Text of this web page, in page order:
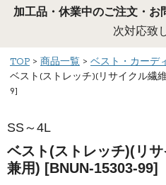
加工品・休業中のご注文・お
次対応致
TOP 商品一覧 ベスト・カーデ
ベスト(ストレッチ)(リサイクル繊
9]
SS～4L
ベスト(ストレッチ)(リ
兼用) [BNUN-15303-99]